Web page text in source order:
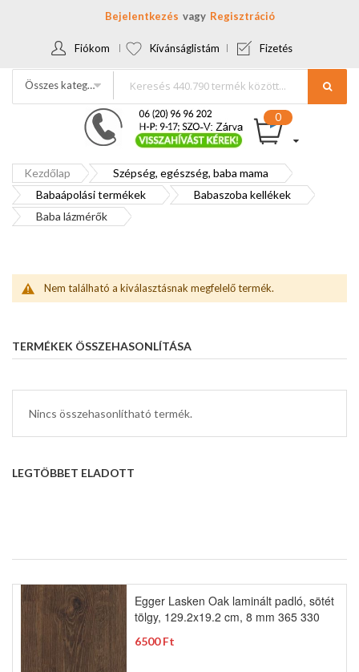
Bejelentkezés Regisztráció
Fiókom Kívánságlistám Fizetés
Összes kategória
Kezdőlap
Szépség, egészség, baba mama
Babaápolási termékek
Babaszoba kellékek
Baba lázmérők
Nem található a kiválasztásnak megfelelő termék.
TERMÉKEK ÖSSZEHASONLÍTÁSA
Nincs összehasonlítható termék.
LEGTÖBBET ELADOTT
Egger Lasken Oak laminált padló, sötét
tölgy, 129.2x19.2 cm, 8 mm 365 330
6500 Ft